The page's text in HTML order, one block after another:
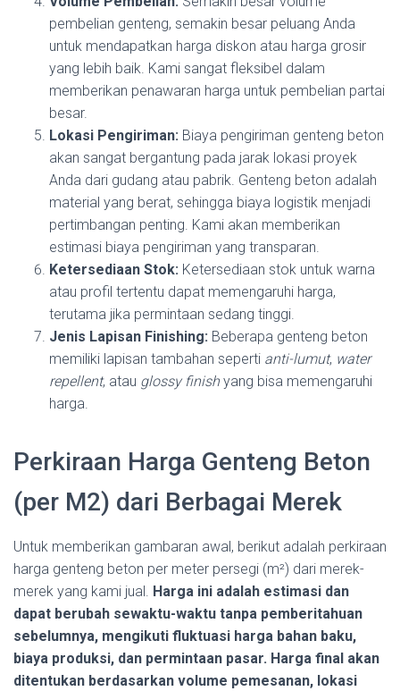
pembelian genteng, semakin besar peluang Anda
untuk mendapatkan harga diskon atau harga grosir
yang lebih baik. Kami sangat fleksibel dalam
memberikan penawaran harga untuk pembelian partai
besar.
Lokasi Pengiriman: Biaya pengiriman genteng beton
akan sangat bergantung pada jarak lokasi proyek
Anda dari gudang atau pabrik. Genteng beton adalah
material yang berat, sehingga biaya logistik menjadi
pertimbangan penting. Kami akan memberikan
estimasi biaya pengiriman yang transparan.
Ketersediaan Stok: Ketersediaan stok untuk warna
atau profil tertentu dapat memengaruhi harga,
terutama jika permintaan sedang tinggi.
Jenis Lapisan Finishing: Beberapa genteng beton
memiliki lapisan tambahan seperti anti-lumut, water
repellent, atau glossy finishyang bisa memengaruhi
harga.
Perkiraan Harga Genteng Beton
(per M2) dari Berbagai Merek
Untuk memberikan gambaran awal, berikut adalah perkiraan
harga genteng beton per meter persegi (m²) dari merek-
merek yang kami jual. Harga ini adalah estimasi dan
dapat berubah sewaktu-waktu tanpa pemberitahuan
sebelumnya, mengikuti fluktuasi harga bahan baku,
biaya produksi, dan permintaan pasar. Harga final akan
ditentukan berdasarkan volume pemesanan, lokasi